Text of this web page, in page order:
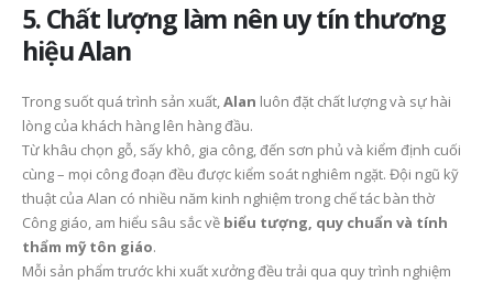
5. Chất lượng làm nên uy tín thương
hiệu Alan
Trong suốt quá trình sản xuất,Alan luôn đặt chất lượng và sự hài
lòng của khách hàng lên hàng đầu.
Từ khâu chọn gỗ, sấy khô, gia công, đến sơn phủ và kiểm định cuối
cùng – mọi công đoạn đều được kiểm soát nghiêm ngặt. Đội ngũ kỹ
thuật của Alan có nhiều năm kinh nghiệm trong chế tác bàn thờ
Công giáo, am hiểu sâu sắc về biểu tượng, quy chuẩn và tính
thẩm mỹ tôn giáo.
Mỗi sản phẩm trước khi xuất xưởng đều trải qua quy trình nghiệm